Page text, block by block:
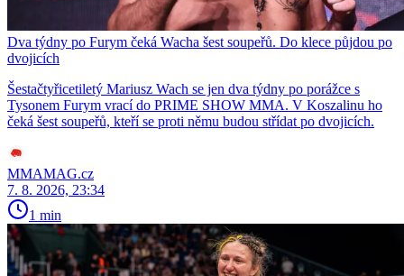
Dva týdny po Furym čeká Wacha šest soupeřů. Do klece půjdou po
dvojicích
Šestačtyřicetiletý Mariusz Wach se jen dva týdny po porážce s
Tysonem Furym vrací do PRIME SHOW MMA. V Koszalinu ho
čeká šest soupeřů, kteří se proti němu budou střídat po dvojicích.
MMAMAG.cz
7. 8. 2026, 23:34
1 min